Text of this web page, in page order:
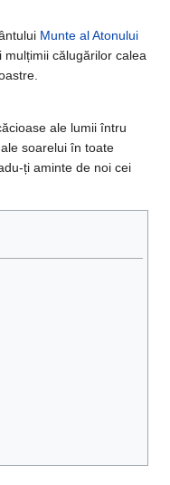
Munte al Atonului
călugărilor calea
ale lumii întru
soarelui în toate
ți aminte de noi cei